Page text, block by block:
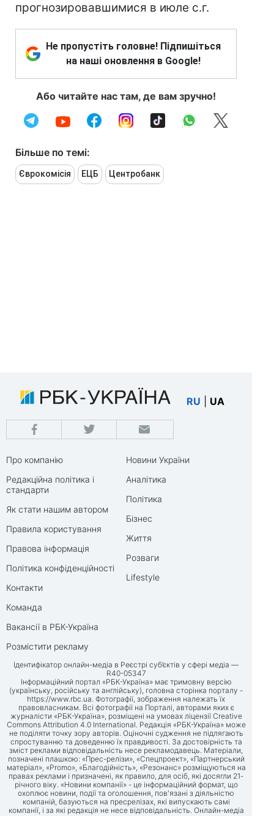
прогнозировавшимися в июле с.г.
Не пропустіть головне! Підпишіться
на наші оновлення в Google!
Або читайте нас там, де вам зручно!
Більше по темі:
Єврокомісія ЕЦБ Центробанк
RU UA
Про компанію
Редакційна політика і
стандарти
Як стати нашим автором
Правила користування
Правова інформація
Політика конфіденційності
Контакти
Команда
Вакансії в РБК-Україна
Розмістити рекламу
Новини України
Аналітика
Політика
Бізнес
Життя
Розваги
Lifestyle
Ідентифікатор онлайн-медіа в Реєстрі суб’єктів у сфері медіа —
R40-05347
Інформаційний портал «РБК-Україна» має тримовну версію
(українську, російську та англійську), головна сторінка порталу -
https://www.rbc.ua. Фотографії, зображення належать їх
правовласникам. Всі фотографії на Порталі, авторами яких є
журналісти «РБК-Україна», розміщені на умовах ліцензії Creative
Commons Attribution 4.0 International. Редакція «РБК-Україна» може
не поділяти точку зору авторів. Оціночні судження не підлягають
спростуванню та доведенню їх правдивості. За достовірність та
зміст реклами відповідальність несе рекламодавець. Матеріали,
позначені плашкою: «Прес-релізи», «Спецпроект», «Партнерський
матеріал», «Promo», «Благодійність», «Резонанс» розміщуються на
правах реклами і призначені, як правило, для осіб, які досягли 21-
річного віку. «Новини компанії» - це інформаційний формат, що
охоплює новини, події та оголошення, пов'язані з діяльністю
компаній, базуються на пресрелізах, які випускають самі
компанії, і за які редакція не несе відповідальність. Онлайн-медіа